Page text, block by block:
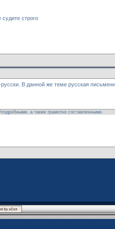
строго
В данной же теме русская
а также грамотно составленными.